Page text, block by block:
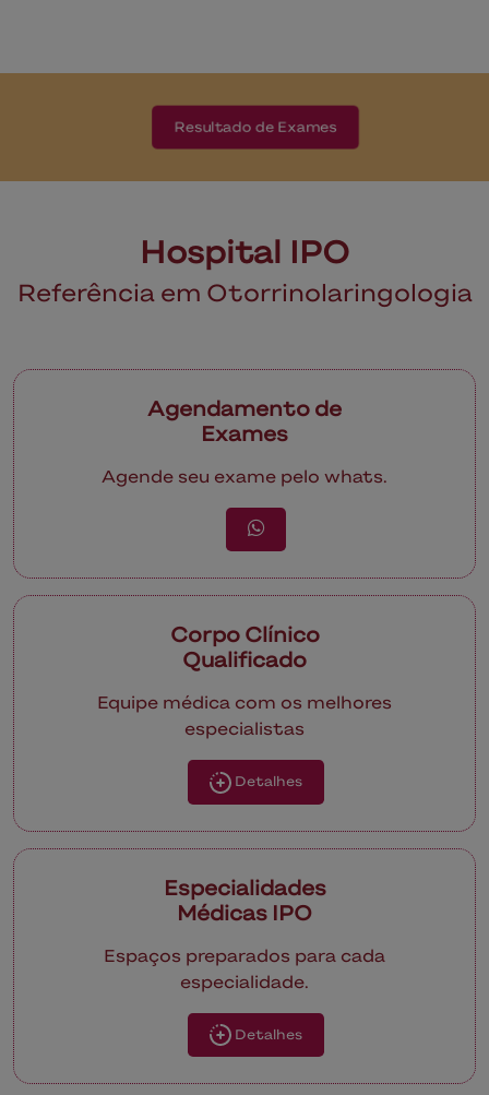
Resultado de Exames
Hospital IPO
Referência em Otorrinolaringologia
Agendamento de
Exames
Agende seu exame pelo whats.
Corpo Clínico
Qualificado
Equipe médica com os melhores
especialistas
Detalhes
Especialidades
Médicas IPO
Espaços preparados para cada
especialidade.
Detalhes